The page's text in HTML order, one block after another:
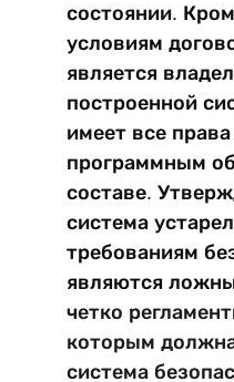
состоянии.
условиям
является
построенной
имеет все
программным
составе.
система
требованиям
являются
четко
которым
система